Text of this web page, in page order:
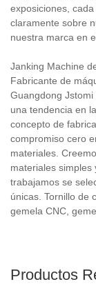
exposiciones,
claramente sobre
nuestra marca en
Janking Machine
Fabricante de
Guangdong
una tendencia en
concepto de
compromiso cero
materiales.
materiales simples
trabajamos se
únicas. Tornillo de
gemela CNC,
Productos